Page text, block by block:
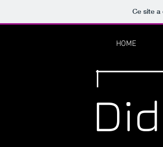
Ce site
HOME